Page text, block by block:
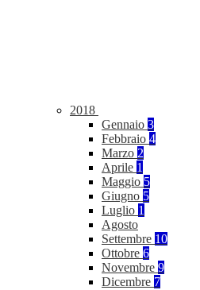
2018
Gennaio 3
Febbraio 4
Marzo 2
Aprile 1
Maggio 5
Giugno 5
Luglio 1
Agosto
Settembre 10
Ottobre 6
Novembre 9
Dicembre 7